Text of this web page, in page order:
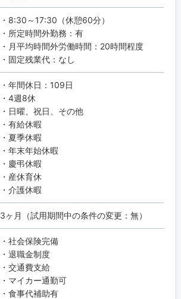
・8:30～17:30（休憩60分）
・所定時間外勤務：有
・月平均時間外労働時間：20時間程度
・固定残業代：なし
・年間休日：109日
・4週8休
・日曜、祝日、その他
・有給休暇
・夏季休暇
・年末年始休暇
・慶弔休暇
・産休育休
・介護休暇
3ヶ月（試用期間中の条件の変更：無）
・社会保険完備
・退職金制度
・交通費支給
・マイカー通勤可
・食事代補助有